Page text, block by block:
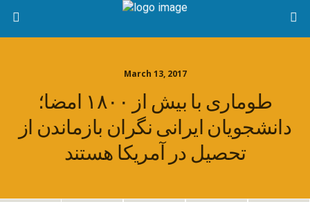
March 13, 2017
طوماری با بیش از ۱۸۰۰ امضا؛‌
دانشجویان ایرانی نگران بازماندن از
تحصیل در آمریکا هستند